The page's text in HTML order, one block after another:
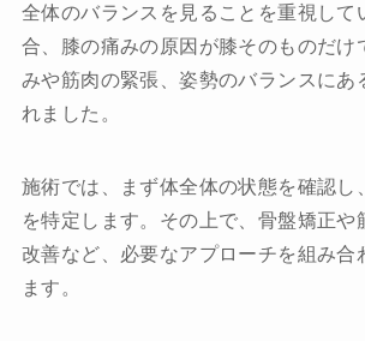
全体のバランスを見ることを重視して
合、膝の痛みの原因が膝そのものだけ
みや筋肉の緊張、姿勢のバランスにあ
れました。
施術では、まず体全体の状態を確認し
を特定します。その上で、骨盤矯正や
改善など、必要なアプローチを組み合
ます。